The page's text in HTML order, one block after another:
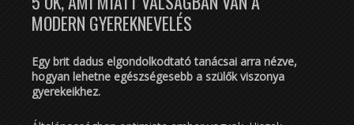
MODERN GYEREKNEVELÉS
Egy brit dadus elgondolkodtató tanácsai arra nézve,
hogyan lehetne egészségesebb a szülők viszonya
gyerekeikhez.